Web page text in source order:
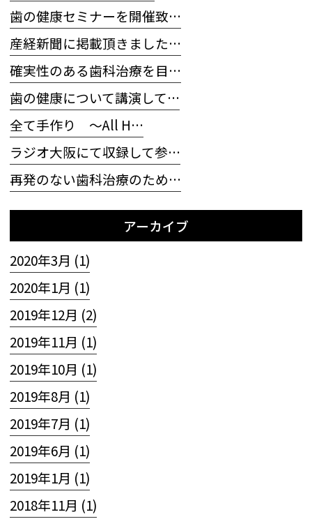
歯の健康セミナーを開催致…
産経新聞に掲載頂きました…
確実性のある歯科治療を目…
歯の健康について講演して…
全て手作り 〜All H…
ラジオ大阪にて収録して参…
再発のない歯科治療のため…
アーカイブ
2020年3月 (1)
2020年1月 (1)
2019年12月 (2)
2019年11月 (1)
2019年10月 (1)
2019年8月 (1)
2019年7月 (1)
2019年6月 (1)
2019年1月 (1)
2018年11月 (1)